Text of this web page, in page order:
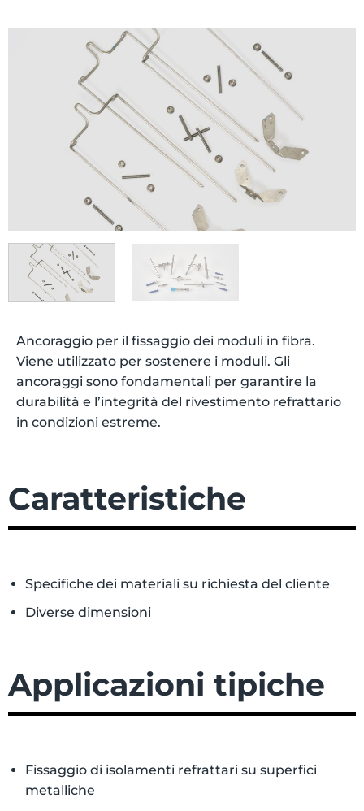
Ancoraggio per il fissaggio dei moduli in fibra.
Viene utilizzato per sostenere i moduli. Gli
ancoraggi sono fondamentali per garantire la
durabilità e l’integrità del rivestimento refrattario
in condizioni estreme.
Caratteristiche
Specifiche dei materiali su richiesta del cliente
Diverse dimensioni
Applicazioni tipiche
Fissaggio di isolamenti refrattari su superfici
metalliche